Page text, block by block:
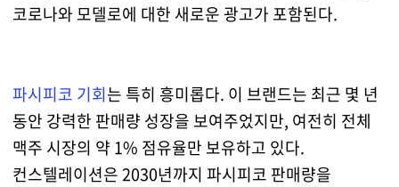
코로나와 모델로에 대한 새로운 광고가 포함된다.
파시피코 기회는 특히 흥미롭다. 이 브랜드는 최근 몇 년
동안 강력한 판매량 성장을 보여주었지만, 여전히 전체
맥주 시장의 약 1% 점유율만 보유하고 있다.
컨스텔레이션은 2030년까지 파시피코 판매량을